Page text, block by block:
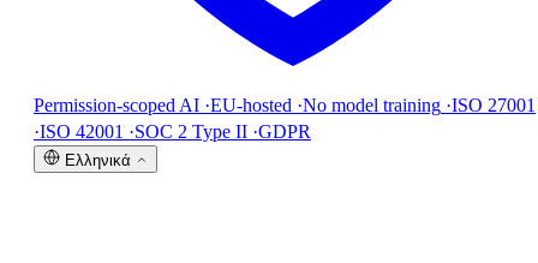
Permission-scoped AI ·EU-hosted ·No model training ·ISO 27001
·ISO 42001 ·SOC 2 Type II ·GDPR
Ελληνικά